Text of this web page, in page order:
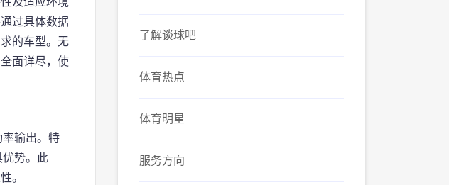
过具体数据
的车型。无
面详尽，使
输出。特
势。此
。
了解谈球吧
体育热点
体育明星
服务方向